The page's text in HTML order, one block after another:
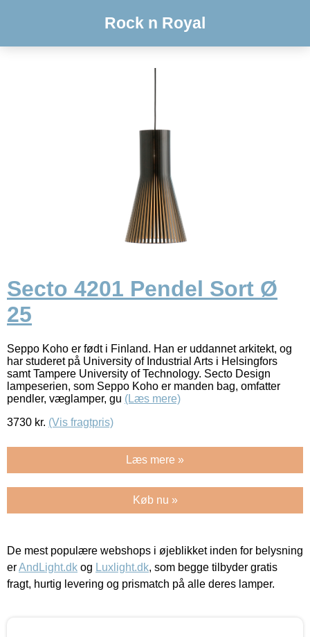
Rock n Royal
Secto 4201 Pendel Sort Ø
25
Seppo Koho er født i Finland. Han er uddannet arkitekt, og
har studeret på University of Industrial Arts i Helsingfors
samt Tampere University of Technology. Secto Design
lampeserien, som Seppo Koho er manden bag, omfatter
pendler, væglamper, gu (Læs mere)
3730 kr. (Vis fragtpris)
Læs mere »
Køb nu »
De mest populære webshops i øjeblikket inden for belysning
erAndLight.dk og Luxlight.dk, som begge tilbyder gratis
fragt, hurtig levering og prismatch på alle deres lamper.